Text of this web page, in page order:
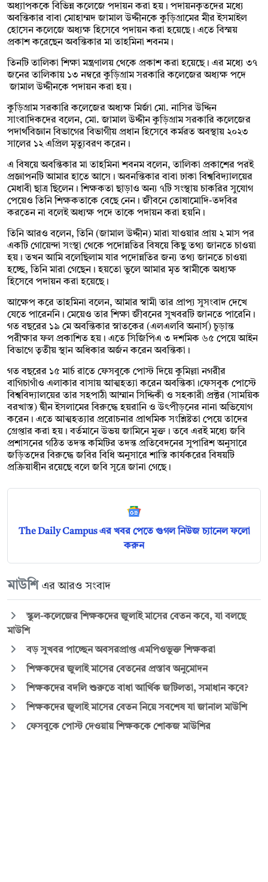
অধ্যাপককে বিভিন্ন কলেজে পদায়ন করা হয়। পদায়নকৃতদের মধ্যে
অবন্তিকার বাবা মোহাম্মদ জামাল উদ্দীনকে কুড়িগ্রামের মীর ইসমাইল
হোসেন কলেজে অধ্যক্ষ হিসেবে পদায়ন করা হয়েছে। এতে বিস্ময়
প্রকাশ করেছেন অবন্তিকার মা তাহমিনা শবনম।
তিনটি তালিকা শিক্ষা মন্ত্রণালয় থেকে প্রকাশ করা হয়েছে। এর মধ্যে ৩৭
জনের তালিকায় ১৩ নম্বরে কুড়িগ্রাম সরকারি কলেজের অধ্যক্ষ পদে
জামাল উদ্দীনকে পদায়ন করা হয়।
কুড়িগ্রাম সরকারি কলেজের অধ্যক্ষ মির্জা মো. নাসির উদ্দিন
সাংবাদিকদের বলেন, মো. জামাল উদ্দীন কুড়িগ্রাম সরকারি কলেজের
পদার্থবিজ্ঞান বিভাগের বিভাগীয় প্রধান হিসেবে কর্মরত অবস্থায় ২০২৩
সালের ১২ এপ্রিল মৃত্যুবরণ করেন।
এ বিষয়ে অবন্তিকার মা তাহমিনা শবনম বলেন, তালিকা প্রকাশের পরই
প্রজ্ঞাপনটি আমার হাতে আসে। অবনন্তিকার বাবা ঢাকা বিশ্ববিদ্যালয়ের
মেধাবী ছাত্র ছিলেন। শিক্ষকতা ছাড়াও অন্য ৭টি সংস্থায় চাকরির সুযোগ
পেয়েও তিনি শিক্ষকতাকে বেছে নেন। জীবনে তোষামোদি-তদবির
করতেন না বলেই অধ্যক্ষ পদে তাকে পদায়ন করা হয়নি।
তিনি আরও বলেন, তিনি (জামাল উদ্দীন) মারা যাওয়ার প্রায় ২ মাস পর
একটি গোয়েন্দা সংস্থা থেকে পদোন্নতির বিষয়ে কিছু তথ্য জানতে চাওয়া
হয়। তখন আমি বলেছিলাম যার পদোন্নতির জন্য তথ্য জানতে চাওয়া
হচ্ছে, তিনি মারা গেছেন। হয়তো ভুলে আমার মৃত স্বামীকে অধ্যক্ষ
হিসেবে পদায়ন করা হয়েছে।
আক্ষেপ করে তাহমিনা বলেন, আমার স্বামী তার প্রাপ্য সুসংবাদ দেখে
যেতে পারেননি। মেয়েও তার শিক্ষা জীবনের সুখবরটি জানতে পারেনি।
গত বছরের ১৯ মে অবন্তিকার স্নাতকের (এলএলবি অনার্স) চূড়ান্ত
পরীক্ষার ফল প্রকাশিত হয়। এতে সিজিপিএ ৩ দশমিক ৬৫ পেয়ে আইন
বিভাগে তৃতীয় স্থান অধিকার অর্জন করেন অবন্তিকা।
গত বছরের ১৫ মার্চ রাতে ফেসবুকে পোস্ট দিয়ে কুমিল্লা নগরীর
বাগিচাগাঁও এলাকার বাসায় আত্মহত্যা করেন অবন্তিকা।ফেসবুক পোস্টে
বিশ্ববিদ্যালয়ের তার সহপাঠী আম্মান সিদ্দিকী ও সহকারী প্রক্টর (সাময়িক
বরখাস্ত) দ্বীন ইসলামের বিরুদ্ধে হয়রানি ও উৎপীড়নের নানা অভিযোগ
করেন। এতে আত্মহত্যার প্ররোচনার প্রাথমিক সংশ্লিষ্টতা পেয়ে তাদের
গ্রেপ্তার করা হয়। বর্তমানে উভয় জামিনে মুক্ত। তবে এরই মধ্যে জবি
প্রশাসনের গঠিত তদন্ত কমিটির তদন্ত প্রতিবেদনের সুপারিশ অনুসারে
জড়িতদের বিরুদ্ধে জবির বিধি অনুসারে শাস্তি কার্যকরের বিষয়টি
প্রক্রিয়াধীন রয়েছে বলে জবি সূত্রে জানা গেছে।
The Daily Campus এর খবর পেতে গুগল নিউজ চ্যানেল ফলো
করুন
মাউশি এর আরও সংবাদ
স্কুল-কলেজের শিক্ষকদের জুলাই মাসের বেতন কবে, যা বলছে
মাউশি
বড় সুখবর পাচ্ছেন অবসরপ্রাপ্ত এমপিওভুক্ত শিক্ষকরা
শিক্ষকদের জুলাই মাসের বেতনের প্রস্তাব অনুমোদন
শিক্ষকদের বদলি শুরুতে বাধা আর্থিক জটিলতা, সমাধান কবে?
শিক্ষকদের জুলাই মাসের বেতন নিয়ে সবশেষ যা জানাল মাউশি
ফেসবুকে পোস্ট দেওয়ায় শিক্ষককে শোকজ মাউশির